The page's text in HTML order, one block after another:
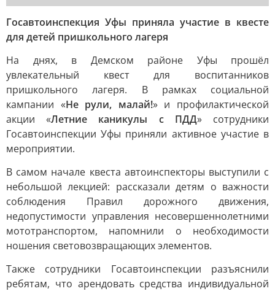
Госавтоинспекция Уфы приняла участие в квесте
для детей пришкольного лагеря
На днях, в Демском районе Уфы прошёл
увлекательный квест для воспитанников
пришкольного лагеря. В рамках социальной
кампании «Не рули, малай!» и профилактической
акции «Летние каникулы с ПДД» сотрудники
Госавтоинспекции Уфы приняли активное участие в
мероприятии.
В самом начале квеста автоинспекторы выступили с
небольшой лекцией: рассказали детям о важности
соблюдения Правил дорожного движения,
недопустимости управления несовершеннолетними
мототранспортом, напомнили о необходимости
ношения световозвращающих элементов.
Также сотрудники Госавтоинспекции разъяснили
ребятам, что арендовать средства индивидуальной